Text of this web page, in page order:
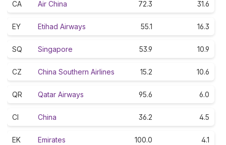
CA Air China 72.3 31.6
EY Etihad Airways 55.1 16.3
SQ Singapore 53.9 10.9
CZ China Southern Airlines 15.2 10.6
QR Qatar Airways 95.6 6.0
CI China 36.2 4.5
EK Emirates 100.0 4.1